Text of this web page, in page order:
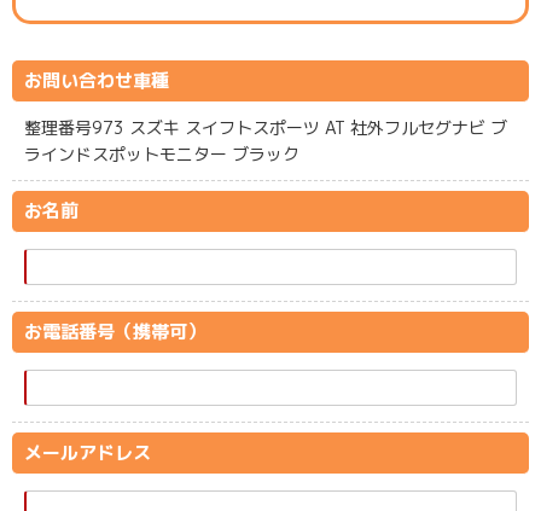
お問い合わせ車種
整理番号973 スズキ スイフトスポーツ AT 社外フルセグナビ ブ
ラインドスポットモニター ブラック
お名前
お電話番号（携帯可）
メールアドレス